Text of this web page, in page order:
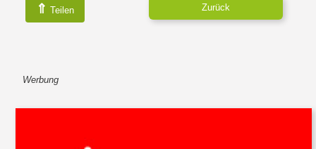
⇑ Teilen Zurück
Werbung